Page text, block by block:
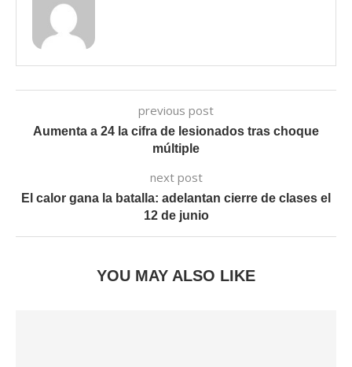
previous post
Aumenta a 24 la cifra de lesionados tras choque
múltiple
next post
El calor gana la batalla: adelantan cierre de clases el
12 de junio
YOU MAY ALSO LIKE